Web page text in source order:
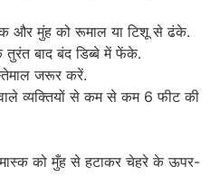
और मुंह को रूमाल या टिशू से ढंके.
तुरंत बाद बंद डिब्बे में फेंके.
जरूर करें.
व्यक्तियों से कम से कम 6 फीट की
को मुँह से हटाकर चेहरे के ऊपर-